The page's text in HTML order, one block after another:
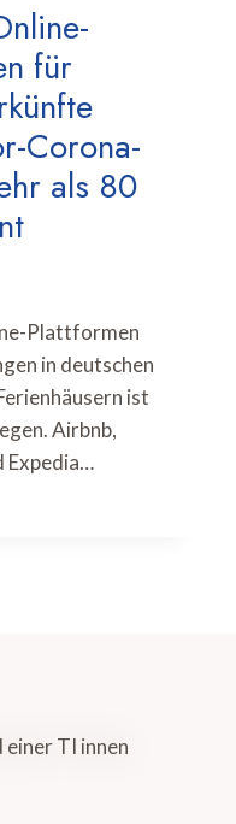
für
Corona-
als 80
Plattformen
in deutschen
ist
Airbnb,
Expedia…